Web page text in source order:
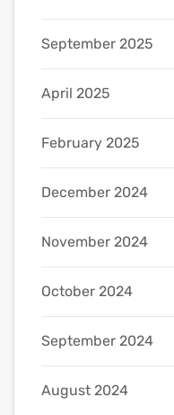
September 2025
April 2025
February 2025
December 2024
November 2024
October 2024
September 2024
August 2024